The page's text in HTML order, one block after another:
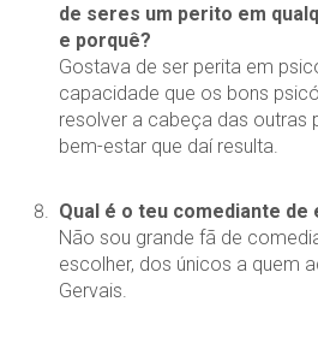
de seres um perito em
e porquê?
Gostava de ser perita em
capacidade que os bons
resolver a cabeça das outras
bem-estar que daí resulta.
Qual é o teu comediante de
Não sou grande fã de
escolher, dos únicos a quem
Gervais.